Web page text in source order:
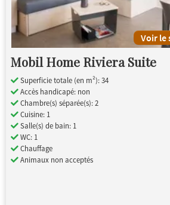
Voir le
Mobil Home Riviera Suite
Superficie totale (en m²): 34
Accès handicapé: non
Chambre(s) séparée(s): 2
Cuisine: 1
Salle(s) de bain: 1
WC: 1
Chauffage
Animaux non acceptés